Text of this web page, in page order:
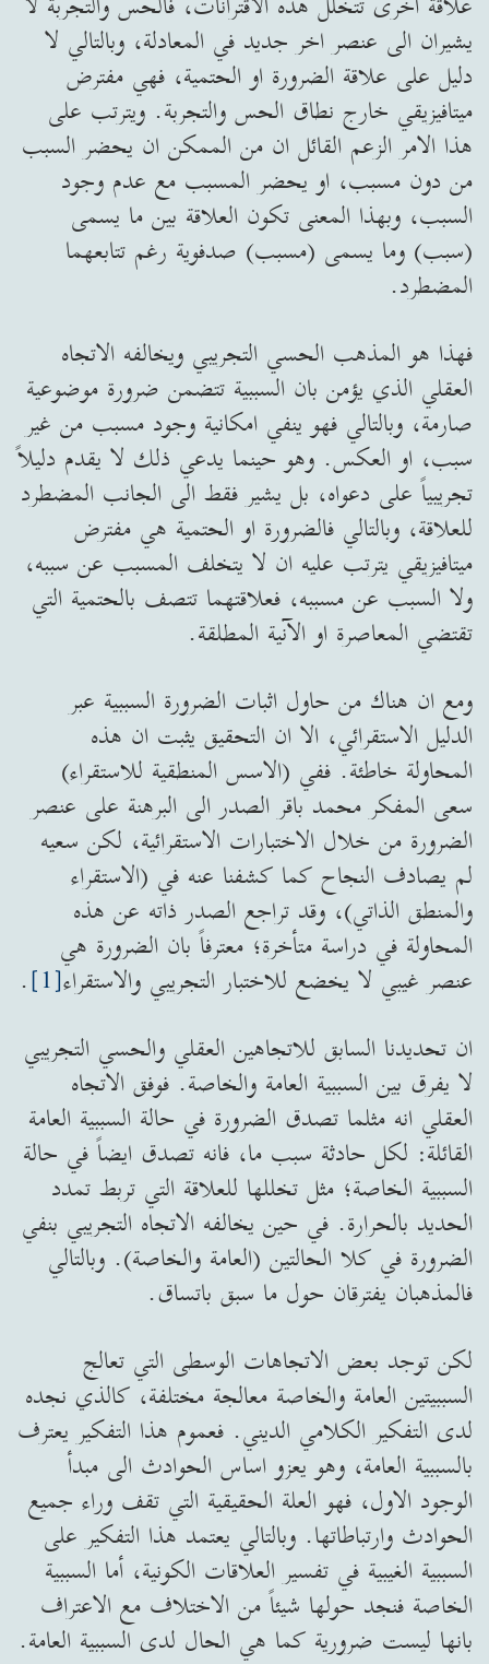
يشيران الى عنصر اخر جديد في المعادلة، وبالتالي لا
دليل على علاقة الضرورة او الحتمية، فهي مفترض
ميتافيزيقي خارج نطاق الحس والتجربة. ويترتب على
هذا الامر الزعم القائل ان من الممكن ان يحضر السبب
من دون مسبب، او يحضر المسبب مع عدم وجود
السبب، وبهذا المعنى تكون العلاقة بين ما يسمى
(سبب) وما يسمى (مسبب) صدفوية رغم تتابعهما
المضطرد.
فهذا هو المذهب الحسي التجريبي ويخالفه الاتجاه
العقلي الذي يؤمن بان السببية تتضمن ضرورة موضوعية
صارمة، وبالتالي فهو ينفي امكانية وجود مسبب من غير
سبب، او العكس. وهو حينما يدعي ذلك لا يقدم دليلاً
تجريبياً على دعواه، بل يشير فقط الى الجانب المضطرد
للعلاقة، وبالتالي فالضرورة او الحتمية هي مفترض
ميتافيزيقي يترتب عليه ان لا يتخلف المسبب عن سببه،
ولا السبب عن مسببه، فعلاقتهما تتصف بالحتمية التي
تقتضي المعاصرة او الآنية المطلقة.
ومع ان هناك من حاول اثبات الضرورة السببية عبر
الدليل الاستقرائي، الا ان التحقيق يثبت ان هذه
المحاولة خاطئة. ففي (الاسس المنطقية للاستقراء)
سعى المفكر محمد باقر الصدر الى البرهنة على عنصر
الضرورة من خلال الاختبارات الاستقرائية، لكن سعيه
لم يصادف النجاح كما كشفنا عنه في (الاستقراء
والمنطق الذاتي)، وقد تراجع الصدر ذاته عن هذه
المحاولة في دراسة متأخرة؛ معترفاً بان الضرورة هي
عنصر غيبي لا يخضع للاختبار التجريبي والاستقراء[1]
.
ان تحديدنا السابق للاتجاهين العقلي والحسي التجريبي
لا يفرق بين السببية العامة والخاصة. فوفق الاتجاه
العقلي انه مثلما تصدق الضرورة في حالة السببية العامة
القائلة: لكل حادثة سبب ما، فانه تصدق ايضاً في حالة
السببية الخاصة؛ مثل تخللها للعلاقة التي تربط تمدد
الحديد بالحرارة. في حين يخالفه الاتجاه التجريبي بنفي
الضرورة في كلا الحالتين (العامة والخاصة). وبالتالي
فالمذهبان يفترقان حول ما سبق باتساق.
لكن توجد بعض الاتجاهات الوسطى التي تعالج
السببيتين العامة والخاصة معالجة مختلفة، كالذي نجده
لدى التفكير الكلامي الديني. فعموم هذا التفكير يعترف
بالسببية العامة، وهو يعزو اساس الحوادث الى مبدأ
الوجود الاول، فهو العلة الحقيقية التي تقف وراء جميع
الحوادث وارتباطاتها. وبالتالي يعتمد هذا التفكير على
السببية الغيبية في تفسير العلاقات الكونية، أما السببية
الخاصة فنجد حولها شيئاً من الاختلاف مع الاعتراف
بانها ليست ضرورية كما هي الحال لدى السببية العامة.